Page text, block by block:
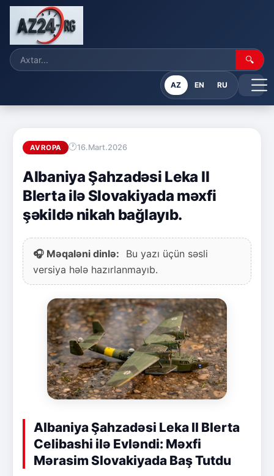
🔍
AZ EN RU
AVROPA 16.Mart.2026
Albaniya Şahzadəsi Leka II
Blerta ilə Slovakiyada məxfi
şəkildə nikah bağlayıb.
🎧 Məqaləni dinlə:
Bu yazı üçün səsli
versiya hələ hazırlanmayıb.
Albaniya Şahzadəsi Leka II Blerta
Celibashi ilə Evləndi: Məxfi
Mərasim Slovakiyada Baş Tutdu